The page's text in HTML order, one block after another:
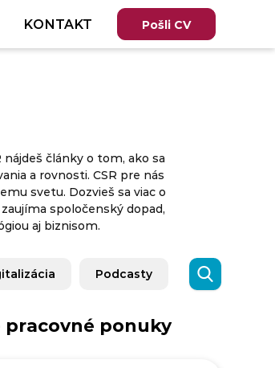
KONTAKT Pošli CV
články o tom, ako sa
a rovnosti. CSR pre nás
svetu. Dozvieš sa viac o
spoločenský dopad,
aj biznisom.
Podcasty
pracovné ponuky